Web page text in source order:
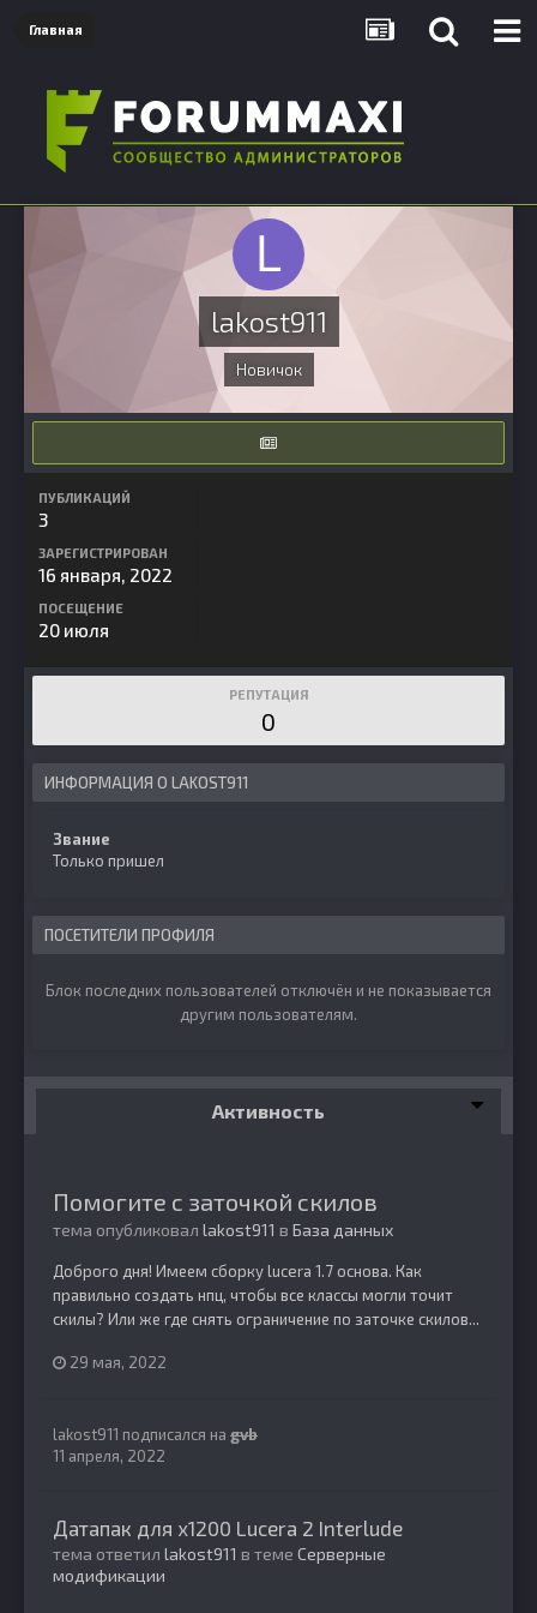
Главная
lakost911
Новичок
ПУБЛИКАЦИЙ
3
ЗАРЕГИСТРИРОВАН
16 января, 2022
ПОСЕЩЕНИЕ
20 июля
РЕПУТАЦИЯ
0
ИНФОРМАЦИЯ О LAKOST911
Звание
Только пришел
ПОСЕТИТЕЛИ ПРОФИЛЯ
Блок последних пользователей отключён и не показывается
другим пользователям.
Активность
Помогите с заточкой скилов
тема опубликовал lakost911 в База данных
Доброго дня! Имеем сборку lucera 1.7 основа. Как
правильно создать нпц, чтобы все классы могли точит
скилы? Или же где снять ограничение по заточке скилов...
29 мая, 2022
lakost911 подписался на gvb
11 апреля, 2022
Датапак для х1200 Lucera 2 Interlude
тема ответил lakost911 в теме Серверные
модификации